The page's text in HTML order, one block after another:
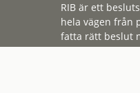
RIB är ett
hela vägen från
fatta rätt beslut